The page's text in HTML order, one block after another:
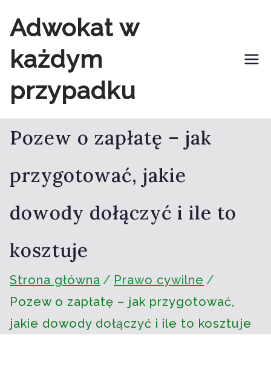
do
treści
Adwokat w
każdym
przypadku
Pozew o zapłatę – jak
przygotować, jakie
dowody dołączyć i ile to
kosztuje
Strona główna
Prawo cywilne
Pozew o zapłatę – jak przygotować,
jakie dowody dołączyć i ile to kosztuje